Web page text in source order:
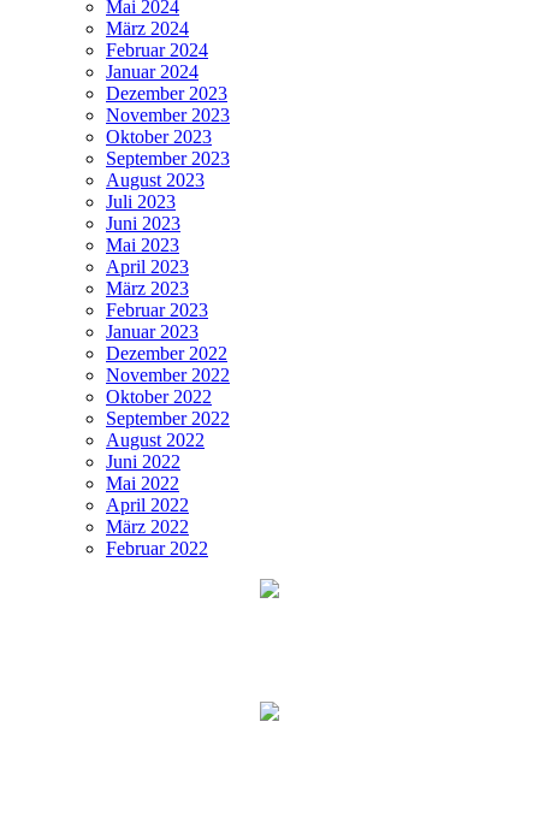
Mai 2024
März 2024
Februar 2024
Januar 2024
Dezember 2023
November 2023
Oktober 2023
September 2023
August 2023
Juli 2023
Juni 2023
Mai 2023
April 2023
März 2023
Februar 2023
Januar 2023
Dezember 2022
November 2022
Oktober 2022
September 2022
August 2022
Juni 2022
Mai 2022
April 2022
März 2022
Februar 2022